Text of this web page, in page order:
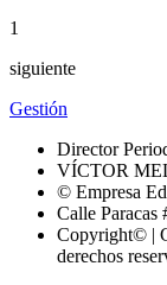
1
siguiente
Gestión
Director
VÍCTOR
© Empresa
Calle
Copyright© |
derechos